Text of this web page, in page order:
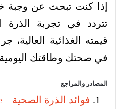
إذا كنت تبحث عن وجبة
تتردد في تجربة الذرة
قيمته الغذائية
في صحتك وطاقتك
المصادر والمراجع
فوائد الذرة الصحية – Healthline